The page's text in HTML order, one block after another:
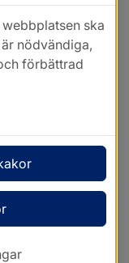
ska
nödvändiga,
förbättrad